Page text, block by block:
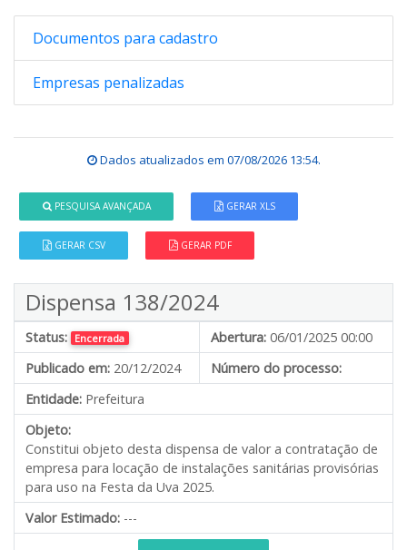
Documentos para cadastro
Empresas penalizadas
Dados atualizados em 07/08/2026 13:54.
PESQUISA AVANÇADA GERAR XLS
GERAR CSV GERAR PDF
Dispensa 138/2024
Status: Encerrada Abertura: 06/01/2025 00:00
Publicado em: 20/12/2024
Número do processo:
Entidade: Prefeitura
Objeto:
Constitui objeto desta dispensa de valor a contratação de
empresa para locação de instalações sanitárias provisórias
para uso na Festa da Uva 2025.
Valor Estimado: ---